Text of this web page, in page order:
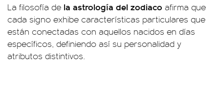
La filosofía de la astrología del zodiaco afirma que
cada signo exhibe características particulares que
están conectadas con aquellos nacidos en días
específicos, definiendo así su personalidad y
atributos distintivos.